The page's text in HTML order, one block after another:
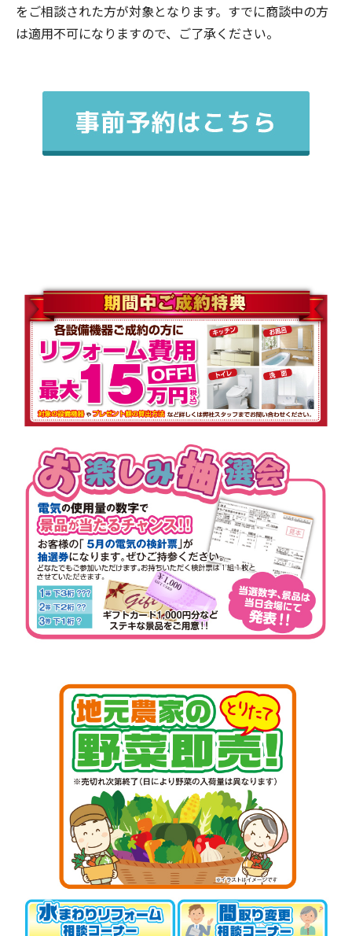
をご相談された方が対象となります。すでに商談中の方
は適用不可になりますので、ご了承ください。